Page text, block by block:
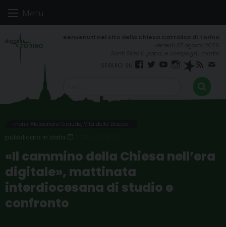
Menu
venerdì 07 agosto 2026
Facebook
TwitterYouTube
Instagram
Spreaker
RSS
FEED
mons. Alessandro Giraudo
Vita della Diocesi
«Il cammino della Chiesa nell’era
digitale», mattinata
interdiocesana di studio e
confronto